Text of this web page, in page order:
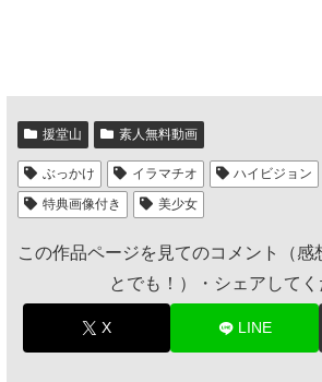
援堂山 素人無料動画
ぶっかけ イラマチオ ハイビジョン
特典画像付き
美少女
この作品ページを見てのコメント（感
とでも！）・シェアしてく
X LINE